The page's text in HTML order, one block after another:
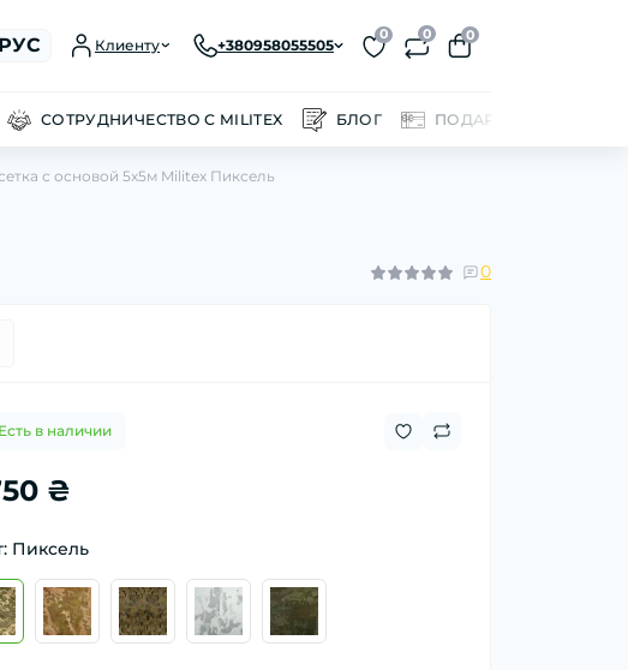
РУС Клиенту +380958055505
0 0 0
СОТРУДНИЧЕСТВО С MILITEX БЛОГ ПОДАРОЧНЫЕ
с основой 5х5м Militex Пиксель
0
Есть в наличии
₴
Пиксель